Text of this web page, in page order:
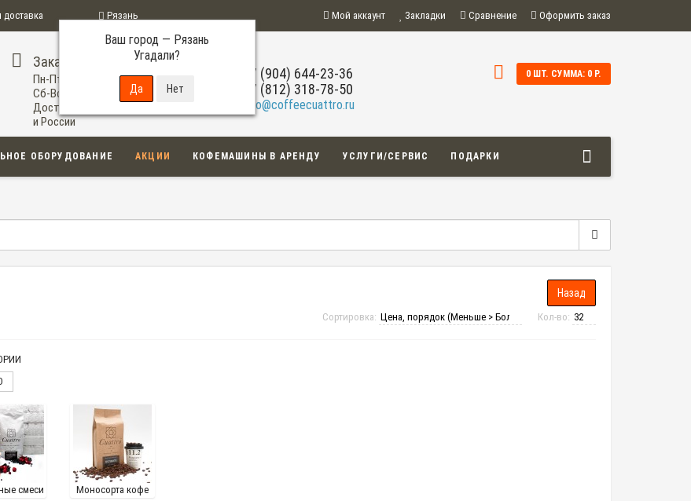
доставка Рязань
Ваш город — Рязань
Угадали?
Мой аккаунт Закладки Сравнение Оформить заказ
Заказ по телефону
Пн-Пт: 09:00-20:00
Сб-Вс: 11:00-18:00
Доставка по Рязани
и России
+7 (904) 644-23-36
+7 (812) 318-78-50
info@coffeecuattro.ru
0 ШТ. СУММА: 0 Р.
ОБОРУДОВАНИЕ АКЦИИ КОФЕМАШИНЫ В АРЕНДУ УСЛУГИ/СЕРВИС ПОДАРКИ
Кол-во:
Сортировка:
смеси Моносорта кофе